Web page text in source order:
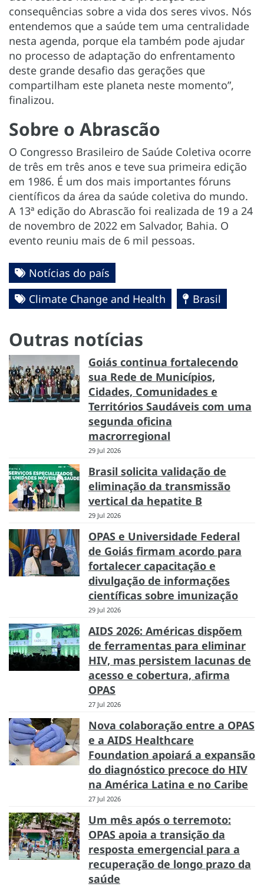
consequências sobre a vida dos seres vivos. Nós
entendemos que a saúde tem uma centralidade
nesta agenda, porque ela também pode ajudar
no processo de adaptação do enfrentamento
deste grande desafio das gerações que
compartilham este planeta neste momento”,
finalizou.
Sobre o Abrascão
O Congresso Brasileiro de Saúde Coletiva ocorre
de três em três anos e teve sua primeira edição
em 1986. É um dos mais importantes fóruns
científicos da área da saúde coletiva do mundo.
A 13ª edição do Abrascão foi realizada de 19 a 24
de novembro de 2022 em Salvador, Bahia. O
evento reuniu mais de 6 mil pessoas.
Notícias do país
Climate Change and Health
Brasil
Outras notícias
Goiás continua fortalecendo
sua Rede de Municípios,
Cidades, Comunidades e
Territórios Saudáveis com uma
segunda oficina
macrorregional
29 Jul 2026
Brasil solicita validação de
eliminação da transmissão
vertical da hepatite B
29 Jul 2026
OPAS e Universidade Federal
de Goiás firmam acordo para
fortalecer capacitação e
divulgação de informações
científicas sobre imunização
29 Jul 2026
AIDS 2026: Américas dispõem
de ferramentas para eliminar
HIV, mas persistem lacunas de
acesso e cobertura, afirma
OPAS
27 Jul 2026
Nova colaboração entre a OPAS
e a AIDS Healthcare
Foundation apoiará a expansão
do diagnóstico precoce do HIV
na América Latina e no Caribe
27 Jul 2026
Um mês após o terremoto:
OPAS apoia a transição da
resposta emergencial para a
recuperação de longo prazo da
saúde